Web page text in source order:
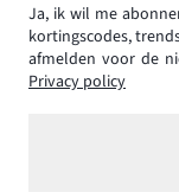
Ja, ik wil me
kortingscodes,
afmelden voor de
Privacy policy